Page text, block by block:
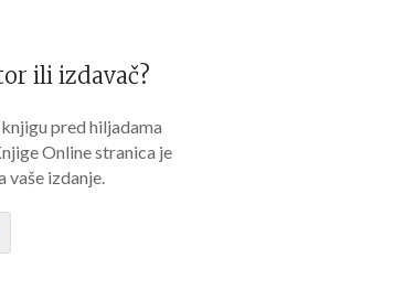
ili izdavač?
pred hiljadama
Online stranica je
vaše izdanje.